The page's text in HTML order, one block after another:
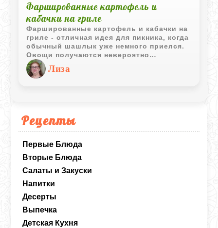
Рецепты
Первые Блюда
Вторые Блюда
Салаты и Закуски
Напитки
Десерты
Выпечка
Детская Кухня
Фаршированные картофель и
кабачки на гриле
Фаршированные картофель и кабачки на
гриле - отличная идея для пикника, когда
обычный шашлык уже немного приелся.
Овощи получаются невероятно
ароматными, с легким запахом дымка, а
мясная начинка делает блюдо очень
сытным.
Лиза